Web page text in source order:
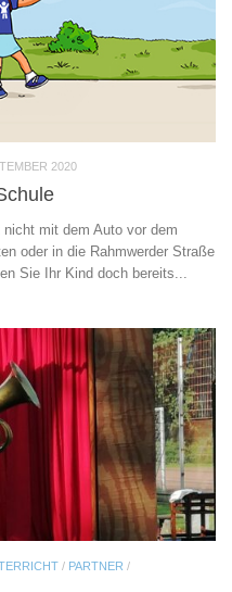
2020
mit dem Auto vor dem
oder in die Rahmwerder Straße
Sie Ihr Kind doch bereits...
/ PARTNER /